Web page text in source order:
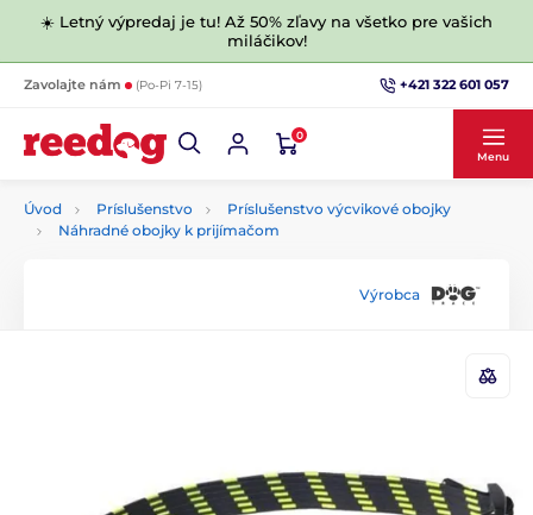
☀️ Letný výpredaj je tu! Až 50% zľavy na všetko pre vašich
miláčikov!
Zavolajte nám (Po-Pi 7-15) +421 322 601 057
0
Menu
Úvod Príslušenstvo
Príslušenstvo výcvikové obojky
Náhradné obojky k prijímačom
Výrobca